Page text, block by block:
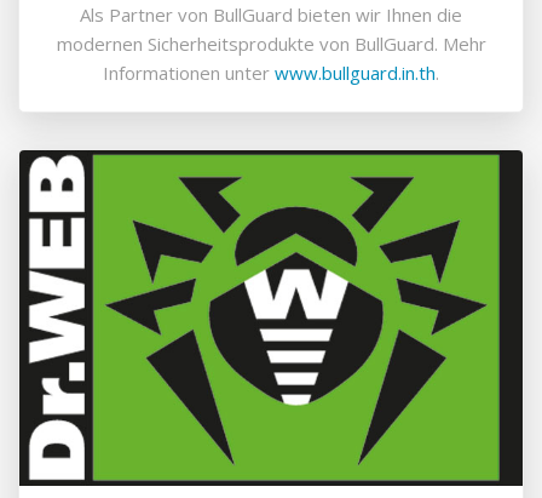
Als Partner von BullGuard bieten wir Ihnen die
modernen Sicherheitsprodukte von BullGuard. Mehr
Informationen unter www.bullguard.in.th.